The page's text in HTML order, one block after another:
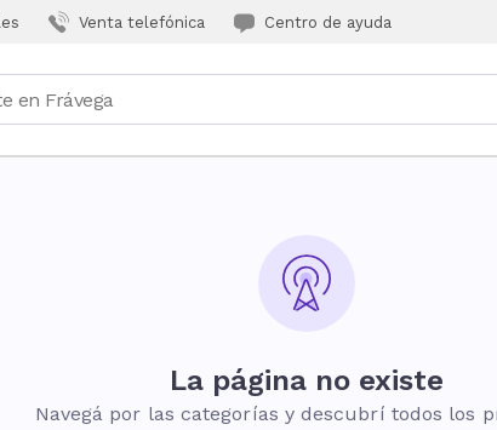
Venta telefónica Centro de ayuda
La página no existe
Navegá por las categorías y descubrí todos los